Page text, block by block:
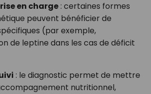
en charge: certaines formes
peuvent bénéficier de
(par exemple,
de leptine dans les cas de déficit
: le diagnostic permet de mettre
nutritionnel,